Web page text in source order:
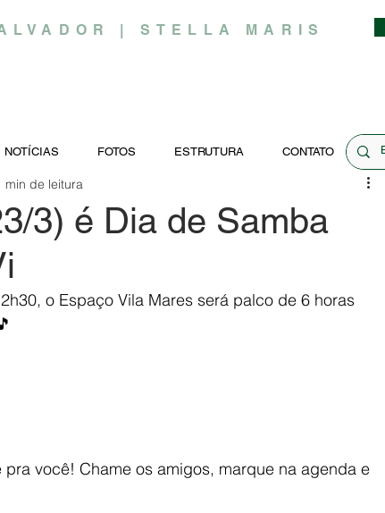
| STELLA MARIS
3) é Dia de Samba
min de leitura
o Espaço Vila Mares será palco de 6 horas
você! Chame os amigos, marque na agenda e
NOTÍCIAS FOTOS ESTRUTURA CONTATO